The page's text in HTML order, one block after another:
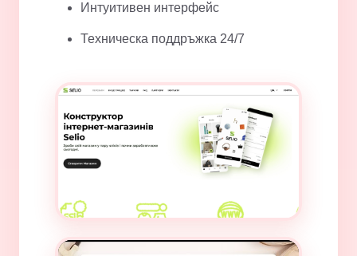
Интуитивен интерфейс
Техническа поддръжка 24/7